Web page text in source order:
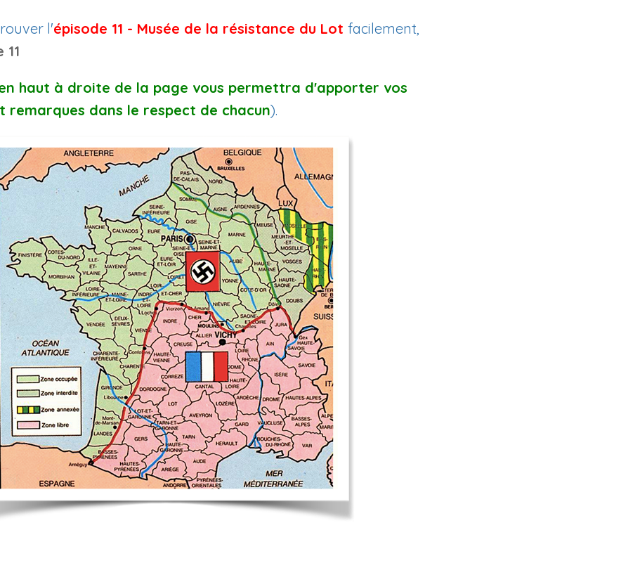
l'épisode 11 - Musée de la résistance du Lot facilement,
11
haut à droite de la page vous permettra d'apporter vos
remarques dans le respect de chacun).